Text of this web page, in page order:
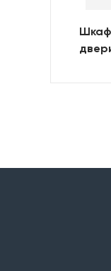
Шкаф